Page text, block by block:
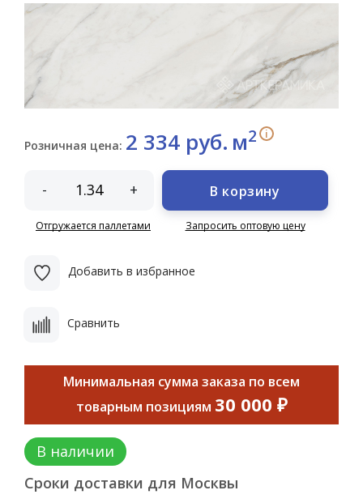
Розничная цена: 2 334 руб. м2 i
- +
Отгружается паллетами
В корзину
Запросить оптовую цену
Добавить в избранное
Сравнить
Минимальная сумма заказа по всем
товарным позициям 30 000 ₽
В наличии
Сроки доставки для Москвы